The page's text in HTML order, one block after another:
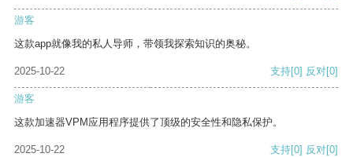
游客
这款app就像我的私人导师，带领我探索知识的奥秘。
2025-10-22 支持[0] 反对[0]
游客
这款加速器VPM应用程序提供了顶级的安全性和隐私保护。
2025-10-22 支持[0] 反对[0]